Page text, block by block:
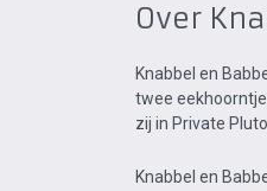
Over
Knabbel en
twee
zij in Private
Knabbel en